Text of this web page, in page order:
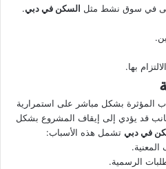
في سوق نشط مثل السكن في دبي.
بها.
المؤثرة بشكل مباشر على استمرارية
قد يؤدي إلى إيقاف المشروع بشكل
في دبي تشمل هذه الأسباب:
المعنية.
الرسمية.